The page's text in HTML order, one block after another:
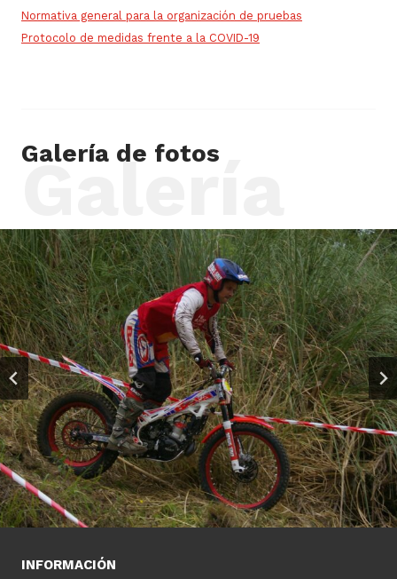
Normativa general para la organización de pruebas
Protocolo de medidas frente a la COVID-19
Galería de fotos
Galería
INFORMACIÓN